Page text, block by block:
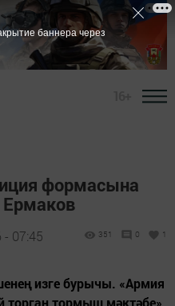
формасына
07:45 351 0 1
изге бурычы. «Армия
баннера через